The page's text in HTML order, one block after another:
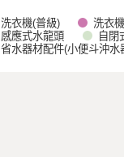
洗衣機(普級) 洗衣
感應式水龍頭
自閉
省水器材配件(小便斗沖水